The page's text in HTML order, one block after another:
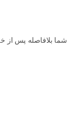
شما بلافاصله پس از